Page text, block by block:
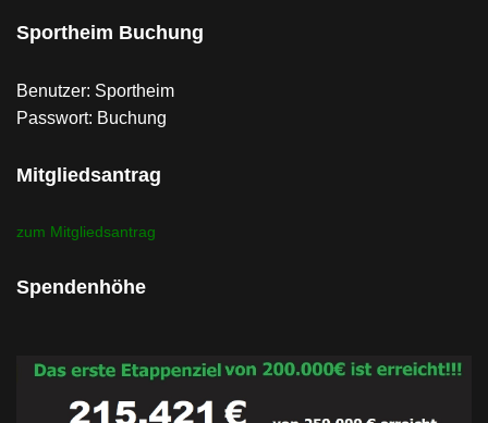
Sportheim Buchung
Benutzer: Sportheim
Passwort: Buchung
Mitgliedsantrag
zum Mitgliedsantrag
Spendenhöhe